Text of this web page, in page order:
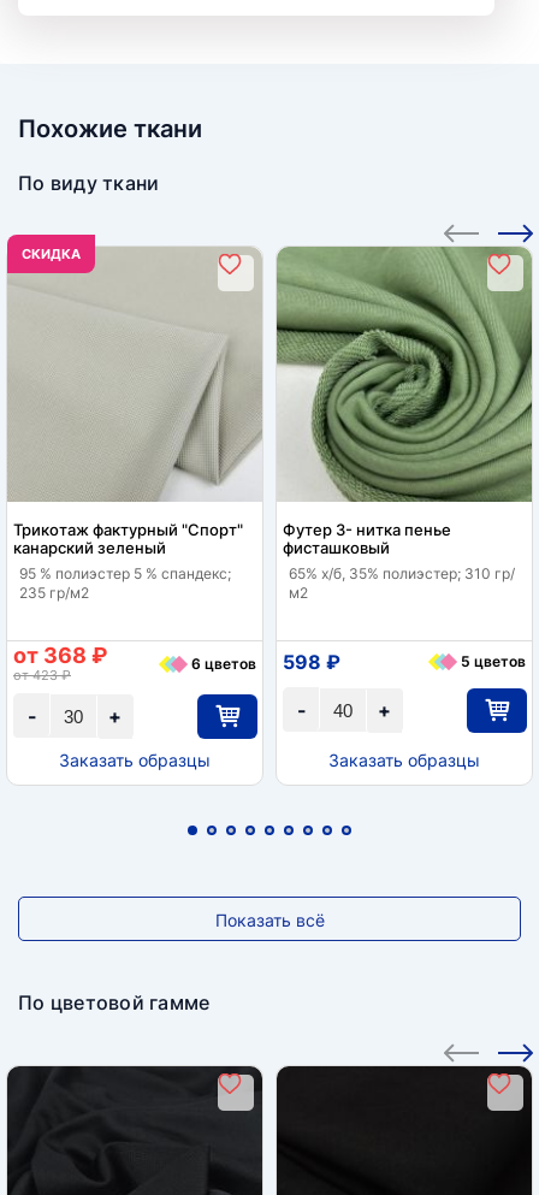
Похожие ткани
По виду ткани
CКИДКА
Трикотаж фактурный "Спорт"
канарский зеленый
95 % полиэстер 5 % спандекс;
235 гр/м2
+
-
от 368 ₽
от 423 ₽
6 цветов
Заказать образцы
Футер 3- нитка пенье
фисташковый
65% х/б, 35% полиэстер; 310 гр/
м2
+
-
598 ₽ 5 цветов
Заказать образцы
Показать всё
По цветовой гамме